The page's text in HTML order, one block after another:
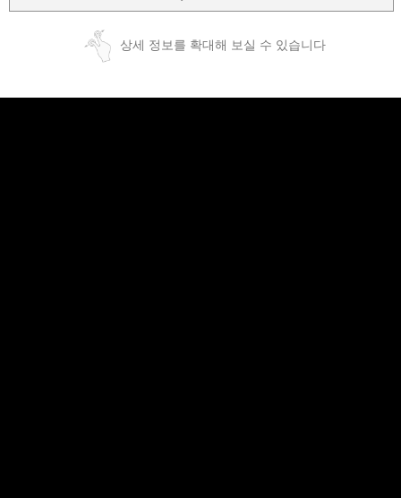
상세 정보를 확대해 보실 수 있습니다